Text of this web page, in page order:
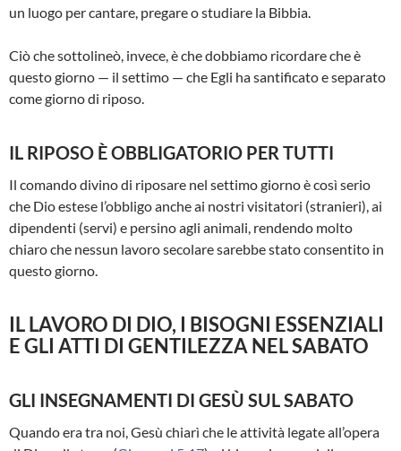
un luogo per cantare, pregare o studiare la Bibbia.
Ciò che sottolineò, invece, è che dobbiamo ricordare che è
questo giorno — il settimo — che Egli ha santificato e separato
come giorno di riposo.
IL RIPOSO È OBBLIGATORIO PER TUTTI
Il comando divino di riposare nel settimo giorno è così serio
che Dio estese l’obbligo anche ai nostri visitatori (stranieri), ai
dipendenti (servi) e persino agli animali, rendendo molto
chiaro che nessun lavoro secolare sarebbe stato consentito in
questo giorno.
IL LAVORO DI DIO, I BISOGNI ESSENZIALI
E GLI ATTI DI GENTILEZZA NEL SABATO
GLI INSEGNAMENTI DI GESÙ SUL SABATO
Quando era tra noi, Gesù chiarì che le attività legate all’opera